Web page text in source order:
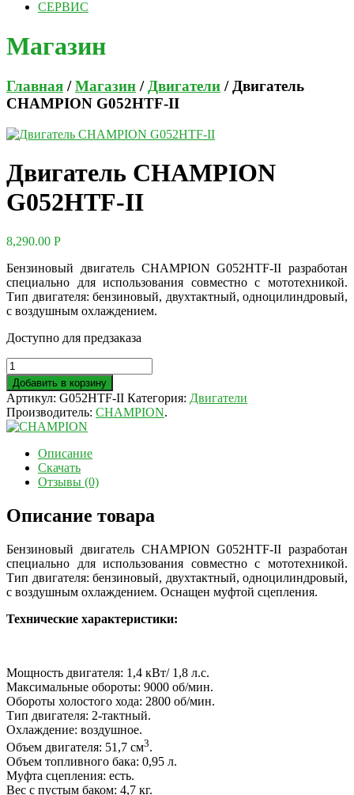
СЕРВИС
Магазин
Главная /Магазин /Двигатели / Двигатель
CHAMPION G052HTF-II
Двигатель CHAMPION
G052HTF-II
8,290.00 Р
Бензиновый двигатель CHAMPION G052HTF-II разработан
специально для использования совместно с мототехникой.
Тип двигателя: бензиновый, двухтактный, одноцилиндровый,
с воздушным охлаждением.
Доступно для предзаказа
Добавить в корзину
Артикул: G052HTF-II Категория: Двигатели
Производитель: CHAMPION.
Описание
Скачать
Отзывы (0)
Описание товара
Бензиновый двигатель CHAMPION G052HTF-II разработан
специально для использования совместно с мототехникой.
Тип двигателя: бензиновый, двухтактный, одноцилиндровый,
с воздушным охлаждением. Оснащен муфтой сцепления.
Технические характеристики:
Мощность двигателя: 1,4 кВт/ 1,8 л.с.
Максимальные обороты: 9000 об/мин.
Обороты холостого хода: 2800 об/мин.
Тип двигателя: 2-тактный.
Охлаждение: воздушное.
Объем двигателя: 51,7 см3.
Объем топливного бака: 0,95 л.
Муфта сцепления: есть.
Вес с пустым баком: 4,7 кг.